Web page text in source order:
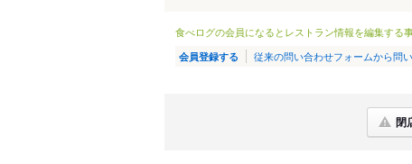
食べログの会員になるとレストラン情報を編集する
会員登録する 従来の問い合わせフォームから問
閉